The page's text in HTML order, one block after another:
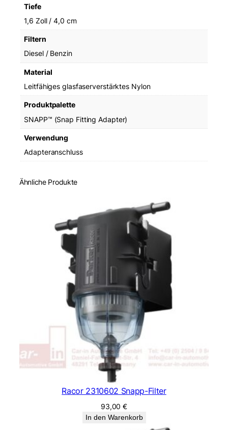
Tiefe
1,6 Zoll / 4,0 cm
Filtern
Diesel / Benzin
Material
Leitfähiges glasfaserverstärktes Nylon
Produktpalette
SNAPP™ (Snap Fitting Adapter)
Verwendung
Adapteranschluss
Ähnliche Produkte
Racor 2310602 Snapp-Filter
93,00€
In den Warenkorb